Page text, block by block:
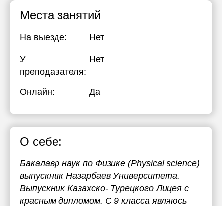
Места занятий
На выезде: Нет
У
преподавателя:
Нет
Онлайн: Да
О себе:
Бакалавр наук по Физике (Physical science)
выпускник Назарбаев Университета.
Выпускник Казахско- Турецкого Лицея с
красным дипломом. C 9 класса являюсь
17:30
19:00
19:30
20:30 20:30 20:30